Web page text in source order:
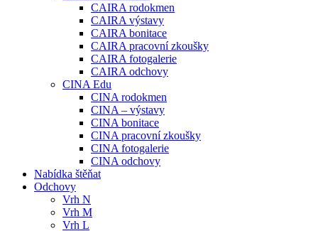
CAIRA rodokmen
CAIRA výstavy
CAIRA bonitace
CAIRA pracovní zkoušky
CAIRA fotogalerie
CAIRA odchovy
CINA Edu
CINA rodokmen
CINA – výstavy
CINA bonitace
CINA pracovní zkoušky
CINA fotogalerie
CINA odchovy
Nabídka štěňat
Odchovy
Vrh N
Vrh M
Vrh L